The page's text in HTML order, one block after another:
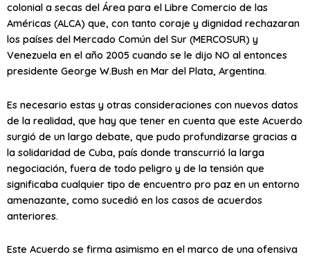
colonial a secas del Área para el Libre Comercio de las
Américas (ALCA) que, con tanto coraje y dignidad rechazaran
los países del Mercado Común del Sur (MERCOSUR) y
Venezuela en el año 2005 cuando se le dijo NO al entonces
presidente George W.Bush en Mar del Plata, Argentina.
Es necesario estas y otras consideraciones con nuevos datos
de la realidad, que hay que tener en cuenta que este Acuerdo
surgió de un largo debate, que pudo profundizarse gracias a
la solidaridad de Cuba, país donde transcurrió la larga
negociación, fuera de todo peligro y de la tensión que
significaba cualquier tipo de encuentro pro paz en un entorno
amenazante, como sucedió en los casos de acuerdos
anteriores.
Este Acuerdo se firma asimismo en el marco de una ofensiva